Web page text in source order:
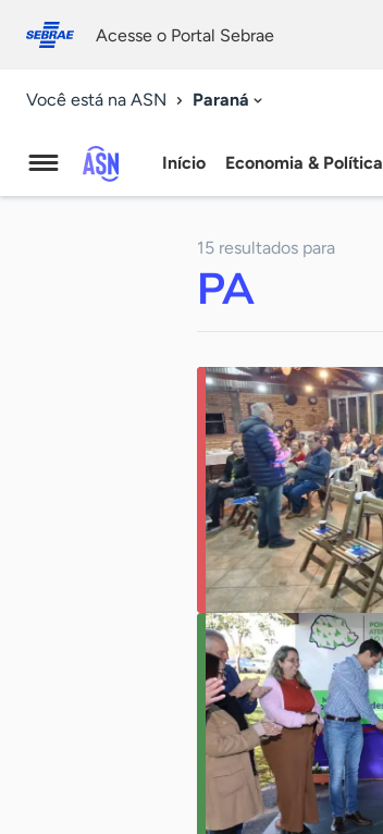
conosco
Acesse o Portal Sebrae
Você está na ASN Paraná
Agência
Notícias
Início Economia & Política
15 resultados para
PA